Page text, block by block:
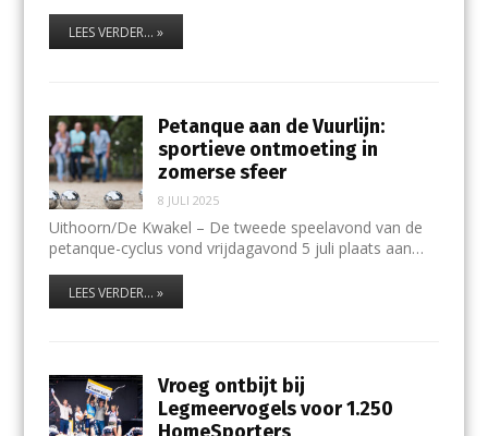
LEES VERDER... »
Petanque aan de Vuurlijn:
sportieve ontmoeting in
zomerse sfeer
8 JULI 2025
Uithoorn/De Kwakel – De tweede speelavond van de
petanque-cyclus vond vrijdagavond 5 juli plaats aan…
LEES VERDER... »
Vroeg ontbijt bij
Legmeervogels voor 1.250